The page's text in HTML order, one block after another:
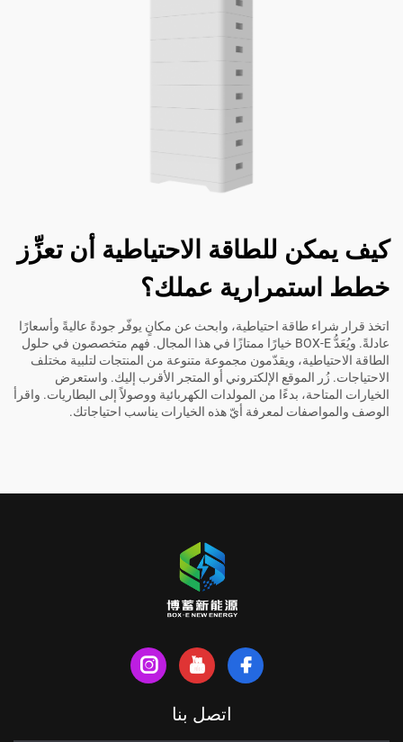
كيف يمكن للطاقة الاحتياطية أن تعزِّز
خطط استمرارية عملك؟
اتخذ قرار شراء طاقة احتياطية، وابحث عن مكانٍ يوفّر جودةً عاليةً وأسعارًا
عادلةً. ويُعَدُّ BOX-E خيارًا ممتازًا في هذا المجال. فهم متخصصون في حلول
الطاقة الاحتياطية، ويقدّمون مجموعة متنوعة من المنتجات لتلبية مختلف
الاحتياجات. زُر الموقع الإلكتروني أو المتجر الأقرب إليك. واستعرض
الخيارات المتاحة، بدءًا من المولدات الكهربائية ووصولاً إلى البطاريات. واقرأ
الوصف والمواصفات لمعرفة أيّ هذه الخيارات يناسب احتياجاتك.
اتصل بنا